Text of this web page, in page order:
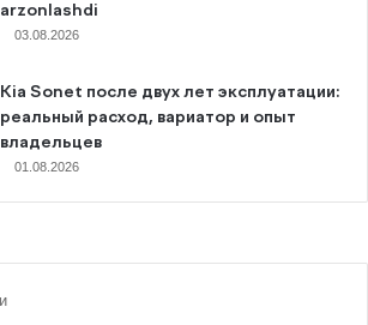
arzonlashdi
03.08.2026
Kia Sonet после двух лет эксплуатации:
реальный расход, вариатор и опыт
владельцев
01.08.2026